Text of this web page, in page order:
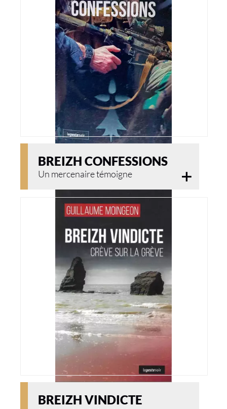
BREIZH CONFESSIONS
Un mercenaire témoigne
BREIZH VINDICTE